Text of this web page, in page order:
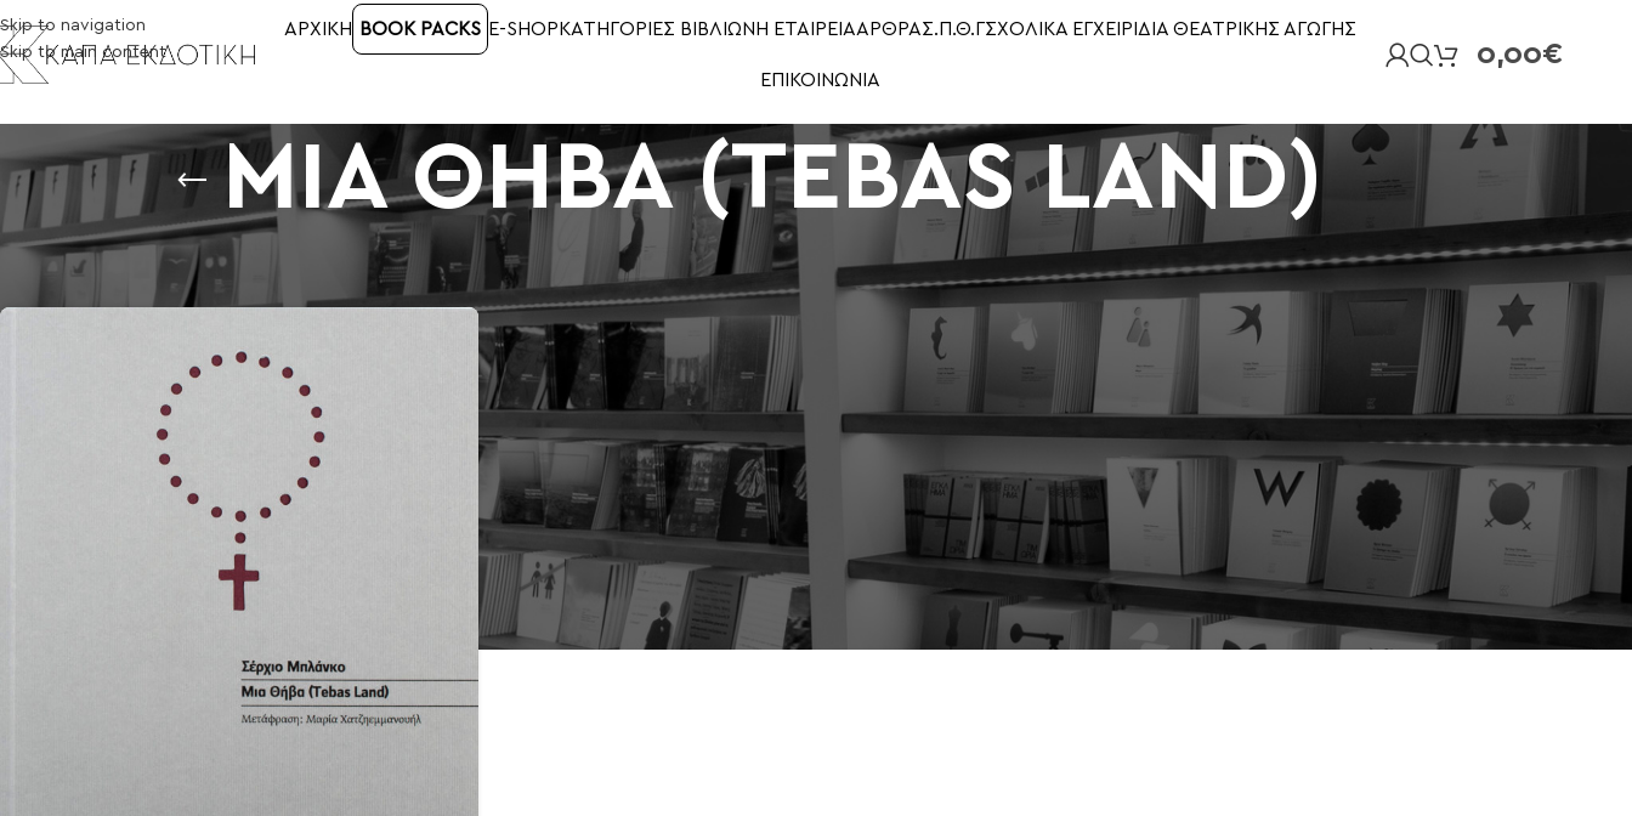
Skip to navigation
Skip to main content
ΑΡΧΙΚΉ BOOK PACKS E-SHOP ΚΑΤΗΓΟΡΙΕΣ ΒΙΒΛΙΩΝ Η ΕΤΑΙΡΕΙΑΑΡΘΡΑΣ.Π.Θ.ΓΣΧΟΛΙΚΑ ΕΓΧΕΙΡΙΔΙΑ ΘΕΑΤΡΙΚΗΣ ΑΓΩΓΗΣ
ΕΠΙΚΟΙΝΩΝΙΑ
0,00€
ΜΙΑ ΘΗΒΑ (TEBAS LAND)
Αρχική σελίδα/Προϊόντα με ετικέτα “ΜΙΑ ΘΗΒΑ (TEBAS LAND)” Show 9 12 18